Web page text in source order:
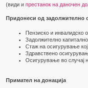
(види и престанок на даночен
Придонеси од задолжително
Пензиско и инвалидско
Задолжително
Стаж на осигурување
Здравствено
Осигурување во случај
Примател на донација